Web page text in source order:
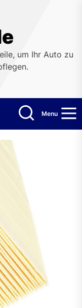
um Ihr Auto zu
Menu